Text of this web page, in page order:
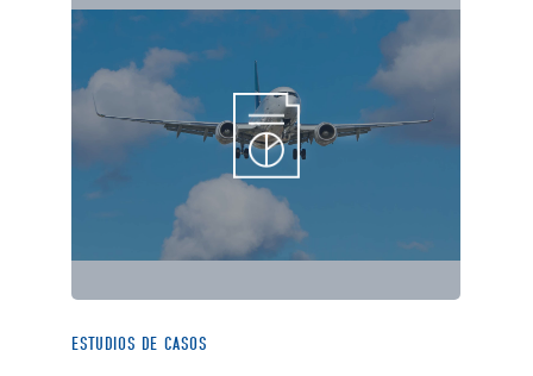
ESTUDIOS DE CASOS